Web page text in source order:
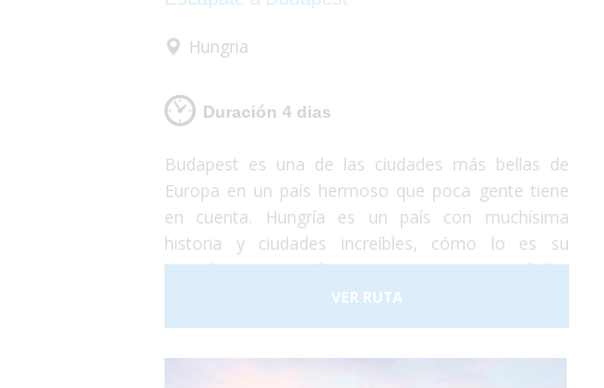
Hungria
Duración 4 dias
Budapest es una de las ciudades más bellas de
Europa en un país hermoso que poca gente tiene
en cuenta. Hungría es un país con muchísima
historia y ciudades increíbles, cómo lo es su
capital. Tanto Buda como Pest eran ciudades
hermosas y ahora que lucen como una sola son la
combinación más bella que puedas imaginar. Así
VER RUTA